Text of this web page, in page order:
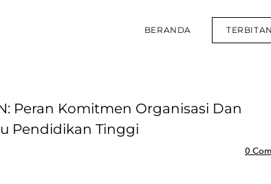
BERANDA
Peran Komitmen Organisasi Dan
Pendidikan Tinggi
0